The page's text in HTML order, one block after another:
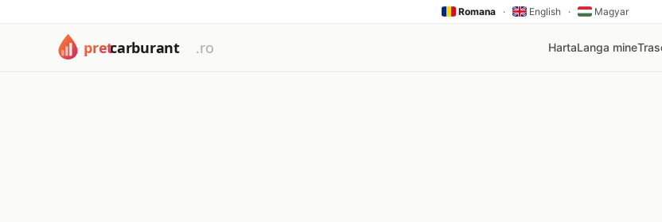
Romana · English · Magyar
HartaLanga mine